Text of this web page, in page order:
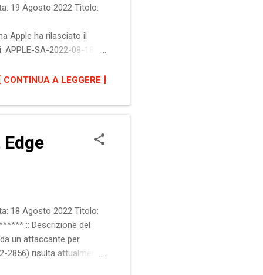
Agosto 2022 Titolo:
ha rilasciato il
APPLE-SA-2022-08-18-1
Safari alla versione
CONTINUA A LEGGERE ]
Agosto 2022 Titolo:
:: Descrizione del
un attaccante per
risulta attualmente